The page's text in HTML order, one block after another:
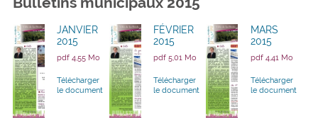
JANVIER
2015
pdf 4,55 Mo
Télécharger
le document
FÉVRIER
2015
pdf 5,01 Mo
Télécharger
le document
MARS
2015
pdf 4,41 Mo
Télécharger
le document